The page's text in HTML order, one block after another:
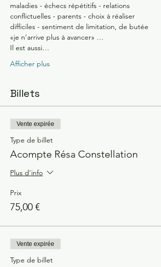
maladies - échecs répétitifs - relations
conflictuelles - parents - choix à réaliser
difficiles - sentiment de limitation, de butée
«je n’arrive plus à avancer» …
Il est aussi…
Afficher plus
Billets
Vente expirée
Type de billet
Acompte Résa Constellation
Plus d'info
Prix
75,00 €
Vente expirée
Type de billet